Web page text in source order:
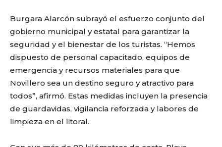
Burgara Alarcón subrayó el esfuerzo conjunto del
gobierno municipal y estatal para garantizar la
seguridad y el bienestar de los turistas. “Hemos
dispuesto de personal capacitado, equipos de
emergencia y recursos materiales para que
Novillero sea un destino seguro y atractivo para
todos”, afirmó. Estas medidas incluyen la presencia
de guardavidas, vigilancia reforzada y labores de
limpieza en el litoral.